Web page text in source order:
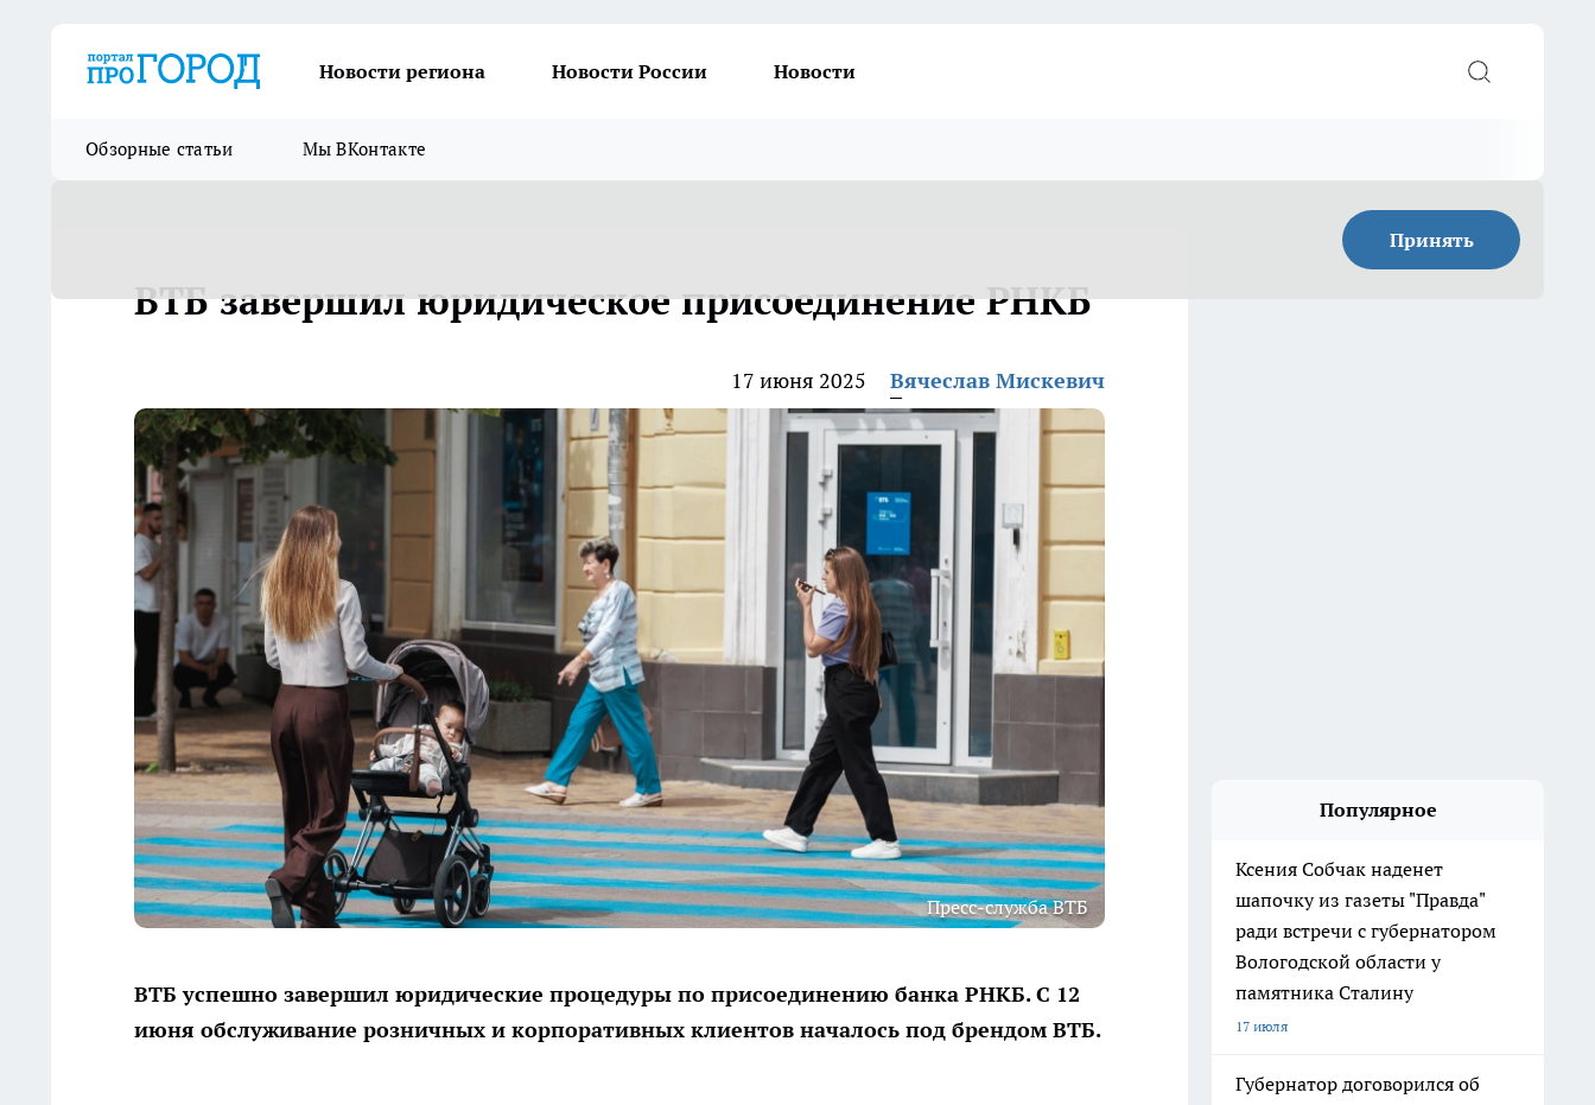
Новости региона Новости России Новости
Обзорные статьи Мы ВКонтакте
Принять
ВТБ завершил юридическое присоединение РНКБ
17 июня 2025 Вячеслав Мискевич
Пресс-служба ВТБ
ВТБ успешно завершил юридические процедуры по присоединению банка РНКБ. С 12
июня обслуживание розничных и корпоративных клиентов началось под брендом ВТБ.
Популярное
Ксения Собчак наденет
шапочку из газеты "Правда"
ради встречи с губернатором
Вологодской области у
памятника Сталину
17 июля
Губернатор договорился об